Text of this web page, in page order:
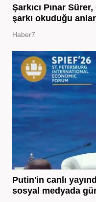
Şarkıcı Pınar
şarkı okuduğu
Haber7
Putin'in canlı
sosyal medyada